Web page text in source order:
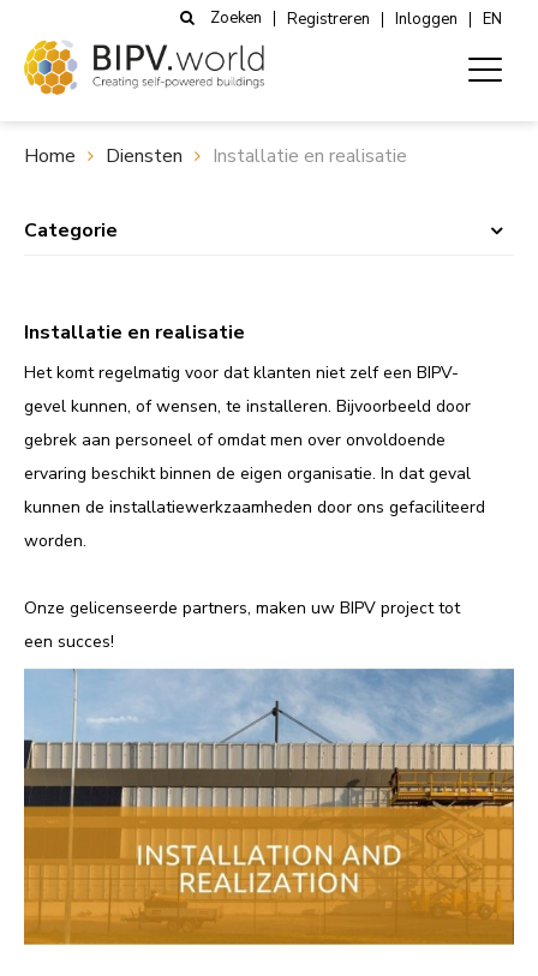
Zoeken Registreren Inloggen EN
Home Diensten Installatie en realisatie
Categorie
Installatie en realisatie
Het komt regelmatig voor dat klanten niet zelf een BIPV-
gevel kunnen, of wensen, te installeren. Bijvoorbeeld door
gebrek aan personeel of omdat men over onvoldoende
ervaring beschikt binnen de eigen organisatie. In dat geval
kunnen de installatiewerkzaamheden door ons gefaciliteerd
worden.
Onze gelicenseerde partners, maken uw BIPV project tot
een succes!